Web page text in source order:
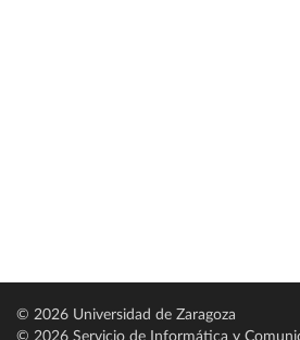
© 2026 Universidad de Zaragoza
© 2026 Servicio de Informática y